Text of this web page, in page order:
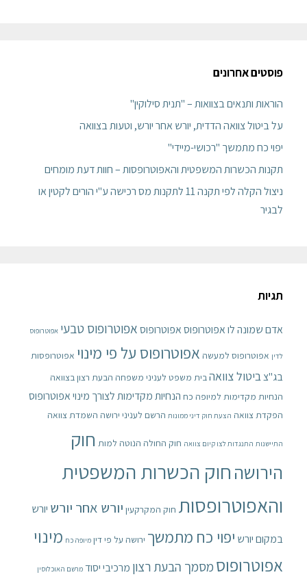
פוסטים אחרונים
הוראות ותנאים בצוואות – "תנית סילוקין"
על ביטול צוואה הדדית, יורש אחר יורש, וטעות בצוואה
יפוי כח מתמשך "רכושי-מיידי"
תקנות הכשרות המשפטית והאפוטרופסות – חוות דעת מומחים
ניצול הקלה לפי תקנה 11 לתקנות מס רכישה ע"י הורים לקטין או
לבגיר
תגיות
אדם שמונה לו אפוטרופוסאפוטרופוסאפוטרופוס טבעי אפוטרופוס
לדין אפוטרופוס למעשה אפוטרופוס על פי מינוי אפוטרופסות
בג"צביטול צוואהבית משפט לעניני משפחה הבעת רצון בצוואה
הנחיות מקדימות למיופה כח הנחיות מקדימות לצורך מינוי אפוטרופוס
הפקדת צוואה הצעת חוק דיני ממונות הרשם לעניני ירושה השמדת צוואה
התיישנות התנגדות לצו קיום צוואה חוק החולה הנוטה למות חוק
הירושהחוק הכשרות המשפטית
והאפוטרופסות חוק המקרקעין יורש אחר יורש יורש
במקום יורש יפוי כח מתמשך ירושה על פי דין מיופה כח מינוי
אפוטרופוס מסמך הבעת רצון מרכיבי יסוד מרשם האוכלוסין